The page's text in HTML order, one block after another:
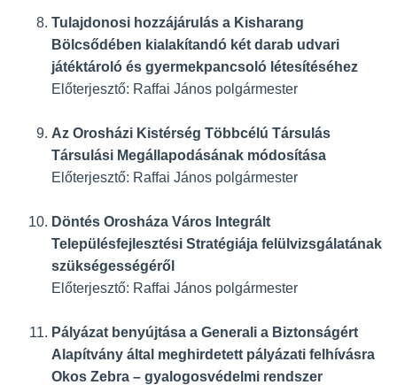
Tulajdonosi hozzájárulás a Kisharang
Bölcsődében kialakítandó két darab udvari
játéktároló és gyermekpancsoló létesítéséhez
Előterjesztő: Raffai János polgármester
Az Orosházi Kistérség Többcélú Társulás
Társulási Megállapodásának módosítása
Előterjesztő: Raffai János polgármester
Döntés Orosháza Város Integrált
Településfejlesztési Stratégiája felülvizsgálatának
szükségességéről
Előterjesztő: Raffai János polgármester
Pályázat benyújtása a Generali a Biztonságért
Alapítvány által meghirdetett pályázati felhívásra
Okos Zebra – gyalogosvédelmi rendszer